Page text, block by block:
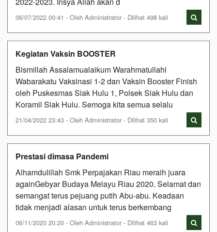
06/07/2022 00:41 - Oleh Administrator - Dilihat 498 kali
Kegiatan Vaksin BOOSTER
Bismillah Assalamualaikum Warahmatullahi
Wabarakatu Vaksinasi 1-2 dan Vaksin Booster Finish
oleh Puskesmas Siak Hulu 1, Polsek Siak Hulu dan
Koramil Siak Hulu. Semoga kita semua selalu
21/04/2022 23:43 - Oleh Administrator - Dilihat 350 kali
Prestasi dimasa Pandemi
Alhamdulillah Smk Perpajakan Riau meraih juara
againGebyar Budaya Melayu Riau 2020. Selamat dan
semangat terus pejuang putih Abu-abu. Keadaan
tidak menjadi alasan untuk terus berkembang
06/11/2020 20:20 - Oleh Administrator - Dilihat 463 kali